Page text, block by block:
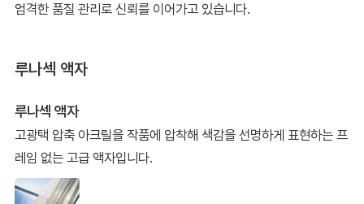
엄격한 품질 관리로 신뢰를 이어가고 있습니다.
루나섹 액자
루나섹 액자
고광택 압축 아크릴을 작품에 압착해 색감을 선명하게 표현하는 프
레임 없는 고급 액자입니다.